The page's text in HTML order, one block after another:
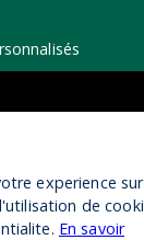
experience sur
de
En savoir